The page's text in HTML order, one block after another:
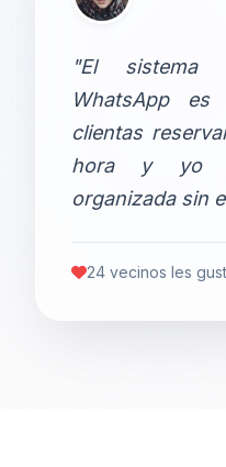
"El sistema
WhatsApp es
clientas
hora y yo
organizada sin
24 vecinos les